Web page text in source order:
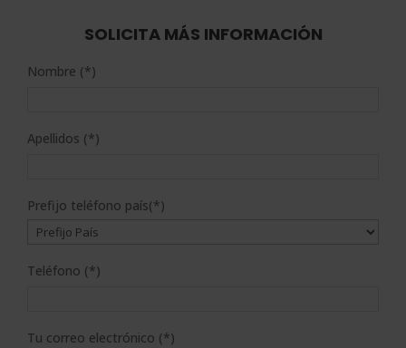
2.976,00$.744,00$.
SOLICITA MÁS INFORMACIÓN
Nombre (*)
Apellidos (*)
Prefijo teléfono país(*)
Teléfono (*)
Tu correo electrónico (*)